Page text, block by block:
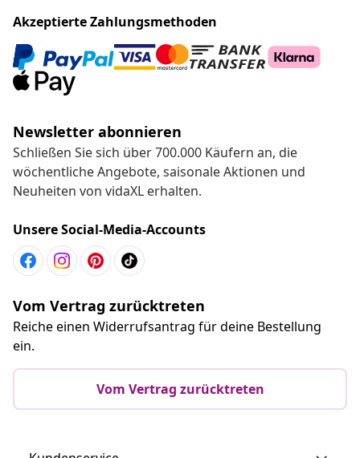
Akzeptierte Zahlungsmethoden
Newsletter abonnieren
Schließen Sie sich über 700.000 Käufern an, die
wöchentliche Angebote, saisonale Aktionen und
Neuheiten von vidaXL erhalten.
Unsere Social-Media-Accounts
Vom Vertrag zurücktreten
Reiche einen Widerrufsantrag für deine Bestellung
ein.
Vom Vertrag zurücktreten